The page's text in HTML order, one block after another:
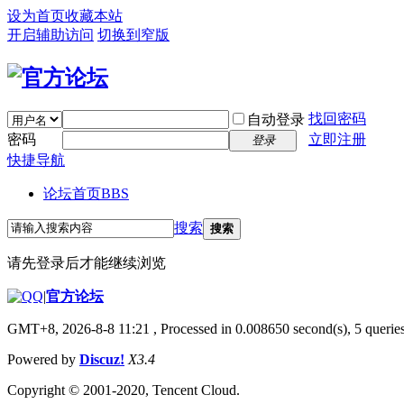
设为首页收藏本站
开启辅助访问 切换到窄版
自动登录 找回密码
密码
登录
立即注册
快捷导航
论坛首页BBS
搜索 搜索
请先登录后才能继续浏览
|官方论坛
GMT+8, 2026-8-8 11:21 , Processed in 0.008650 second(s), 5
Powered by Discuz! X3.4
Copyright © 2001-2020, Tencent Cloud.